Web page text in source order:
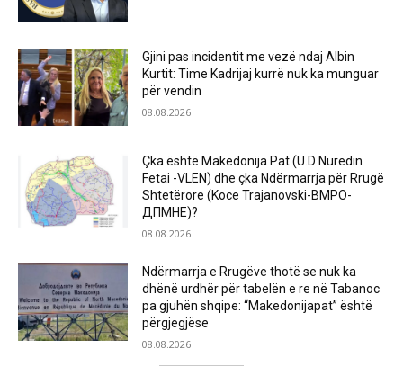
Gjini pas incidentit me vezë ndaj Albin
Kurtit: Time Kadrijaj kurrë nuk ka munguar
për vendin
08.08.2026
Çka është Makedonija Pat (U.D Nuredin
Fetai -VLEN) dhe çka Ndërmarrja për Rrugë
Shtetërore (Koce Trajanovski-ВМРО-
ДПМНЕ)?
08.08.2026
Ndërmarrja e Rrugëve thotë se nuk ka
dhënë urdhër për tabelën e re në Tabanoc
pa gjuhën shqipe: “Makedonijapat” është
përgjegjëse
08.08.2026